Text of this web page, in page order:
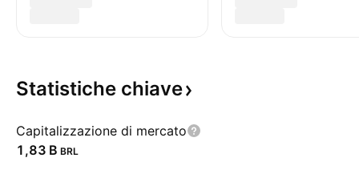
Statistiche chiave
Capitalizzazione di mercato
‪1,83 B‬ BRL